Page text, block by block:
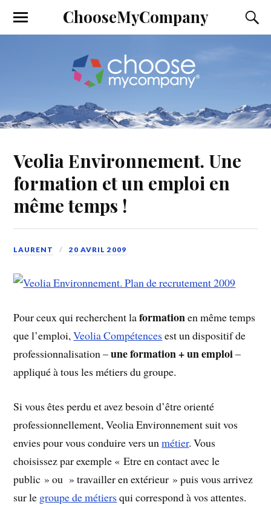
ChooseMyCompany
Veolia Environnement. Une
formation et un emploi en
même temps !
LAURENT 20 AVRIL 2009
Pour ceux qui recherchent laformationen même temps
que l’emploi,Veolia Compétences est un dispositif de
professionnalisation –une formation + un emploi–
appliqué à tous les métiers du groupe.
Si vous êtes perdu et avez besoin d’être orienté
professionnellement, Veolia Environnement suit vos
envies pour vous conduire vers unmétier. Vous
choisissez par exemple « Etre en contact avec le
public » ou » travailler en extérieur » puis vous arrivez
sur le groupe de métiers qui correspond à vos attentes.